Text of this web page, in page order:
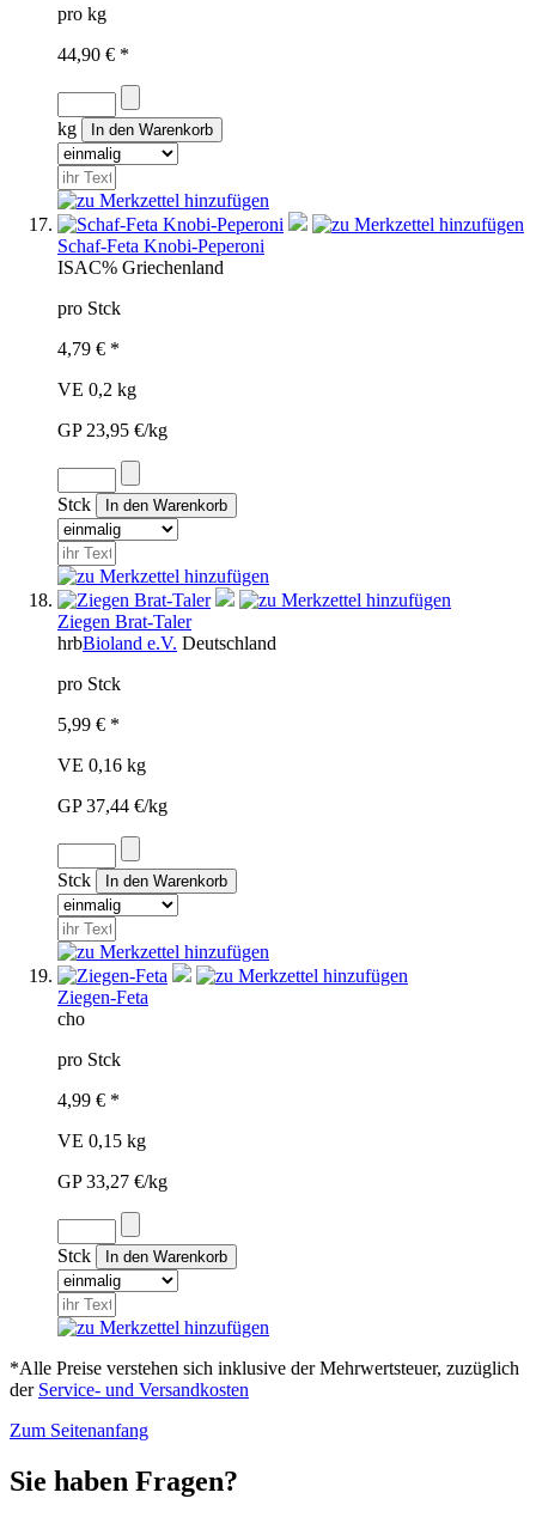
pro kg
44,90 € *
kg
Schaf-Feta Knobi-Peperoni
ISAC% Griechenland
pro Stck
4,79 € *
VE 0,2 kg
GP 23,95 €/kg
Stck
Ziegen Brat-Taler
hrbBioland e.V. Deutschland
pro Stck
5,99 € *
VE 0,16 kg
GP 37,44 €/kg
Stck
Ziegen-Feta
cho
pro Stck
4,99 € *
VE 0,15 kg
GP 33,27 €/kg
Stck
*Alle Preise verstehen sich inklusive der Mehrwertsteuer, zuzüglich
der Service- und Versandkosten
Zum Seitenanfang
Sie haben Fragen?